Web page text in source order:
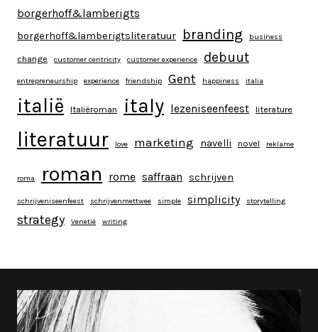
borgerhoff&lamberigts
borgerhoff&lamberigtsliteratuur branding business
change customer centricity customer experience debuut
entrepreneurship experience friendship Gent happiness italia
italië Italiëroman italy lezeniseenfeest literature
literatuur love marketing navelli novel reklame
roma roman rome saffraan schrijven
schrijveniseenfeest schrijvenmettwee simple simplicity storytelling
strategy Venetië writing